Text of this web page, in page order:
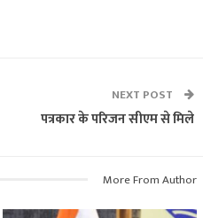
NEXT POST
पत्रकार के परिजन सीएम से मिले
More From Author